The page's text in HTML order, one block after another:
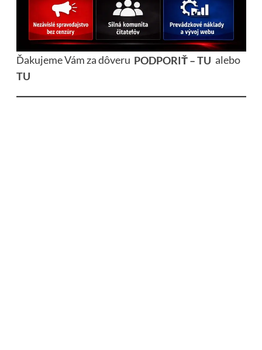
Ďakujeme Vám za dôveru PODPORIŤ – TU alebo
TU